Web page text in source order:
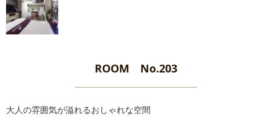
ROOM No.203
大人の雰囲気が溢れるおしゃれな空間